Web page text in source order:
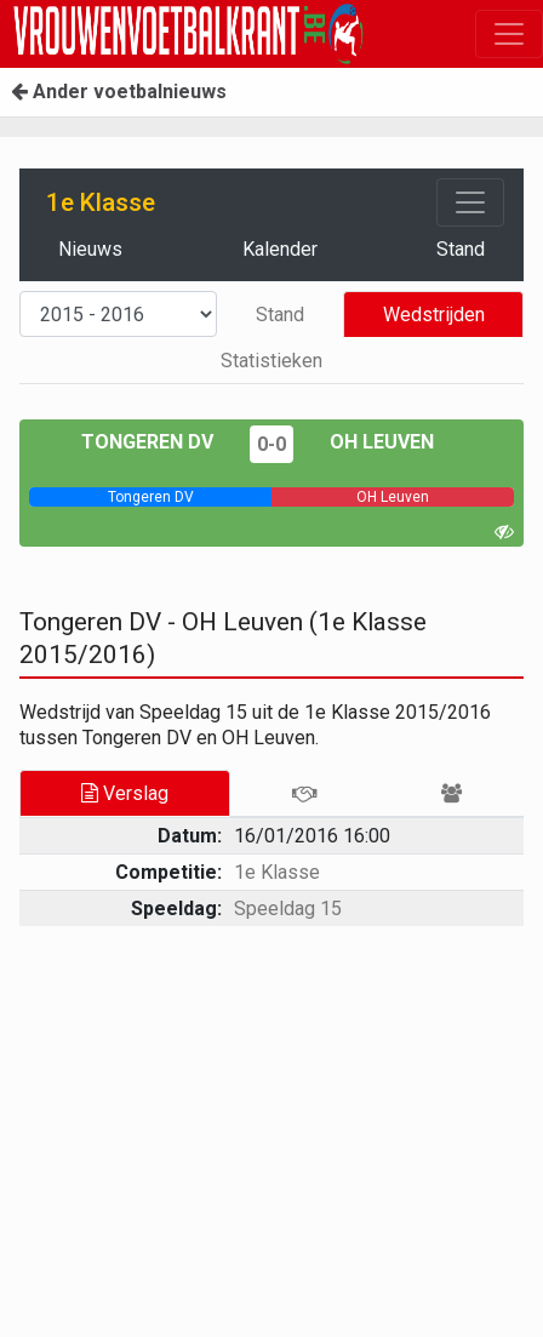
Ander voetbalnieuws
1e Klasse
Nieuws Kalender Stand
Stand
Wedstrijden
Statistieken
TONGEREN DV 0-0 OH LEUVEN
Tongeren DV OH Leuven
Tongeren DV - OH Leuven (1e Klasse
2015/2016)
Wedstrijd van Speeldag 15 uit de 1e Klasse 2015/2016
tussen Tongeren DV en OH Leuven.
Verslag
Datum: 16/01/2016 16:00
Competitie: 1e Klasse
Speeldag: Speeldag 15